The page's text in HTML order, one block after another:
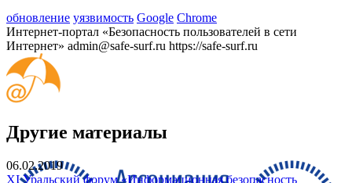
обновление уязвимость Google Chrome
Интернет-портал «Безопасность пользователей в сети
Интернет» admin@safe-surf.ru https://safe-surf.ru
Другие материалы
06.02.2019
XI Уральский форум «Информационная безопасность